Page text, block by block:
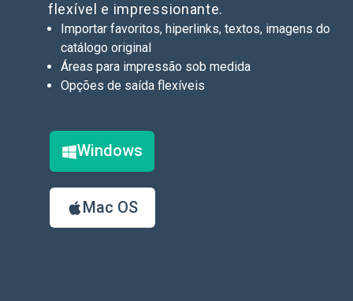
flexível e impressionante.
Importar favoritos, hiperlinks, textos, imagens do
catálogo original
Áreas para impressão sob medida
Opções de saída flexíveis
Windows
Mac OS